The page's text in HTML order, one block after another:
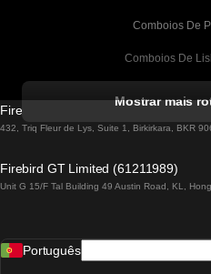
Comboios De
Comboios De
Comboios De
Comboios De
Mostrar mais
Firebird GT Limited (OC 1451)
432, Triq Fleur de Lys, Suite 1, Birkirkara, BKR
Firebird GT Limited (61211989)
Unit G 15/F Tal Building 49 Austin Road, KL,
Português